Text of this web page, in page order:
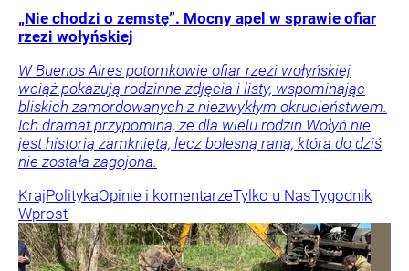
„Nie chodzi o zemstę”. Mocny apel w sprawie ofiar
rzezi wołyńskiej
W Buenos Aires potomkowie ofiar rzezi wołyńskiej
wciąż pokazują rodzinne zdjęcia i listy, wspominając
bliskich zamordowanych z niezwykłym okrucieństwem.
Ich dramat przypomina, że dla wielu rodzin Wołyń nie
jest historią zamkniętą, lecz bolesną raną, która do dziś
nie została zagojona.
KrajPolitykaOpinie i komentarzeTylko u NasTygodnik
Wprost